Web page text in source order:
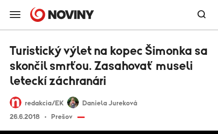
redakcia/EK
Daniela Jureková
26.6.2018
Prešov
Turistický výlet na kopec Šimonka sa
skončil smrťou. Zasahovať museli
leteckí záchranári